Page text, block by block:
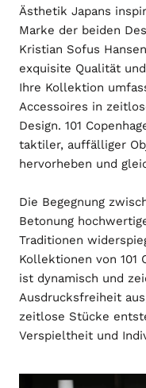
Ästhetik Japans
Marke der beiden
Kristian Sofus
exquisite Qualität
Ihre Kollektion
Accessoires in
Design. 101
taktiler, auffälliger
hervorheben und
Die Begegnung
Betonung
Traditionen
Kollektionen von 101
ist dynamisch und
Ausdrucksfreiheit
zeitlose Stücke
Verspieltheit und